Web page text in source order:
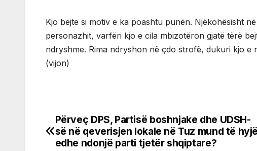
Kjo bejte si motiv e ka poashtu punën. Njëkohësisht
personazhit, varfëri kjo e cila mbizotëron gjatë tërë
ndryshme. Rima ndryshon në çdo strofë, dukuri kjo e
(vijon)
Post
navigation
Përveç DPS, Partisë boshnjake dhe UDSH-
së në qeverisjen lokale në Tuz mund të hyjë
edhe ndonjë parti tjetër shqiptare?